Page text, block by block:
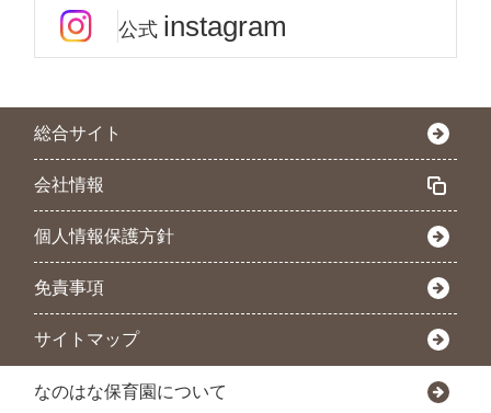
公式 instagram
総合サイト
会社情報
個人情報保護方針
免責事項
サイトマップ
なのはな保育園について